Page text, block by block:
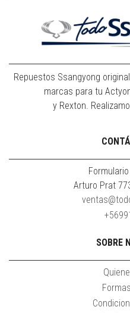
Repuestos Ssangyong
marcas para tu
y Rexton.
Arturo Prat
SOBRE